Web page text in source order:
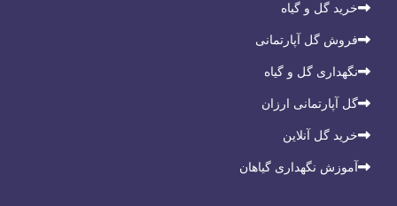
خرید گل و گیاه
فروش گل آپارتمانی
نگهداری گل و گیاه
گل آپارتمانی ارزان
خرید گل آنلاین
آموزش نگهداری گیاهان